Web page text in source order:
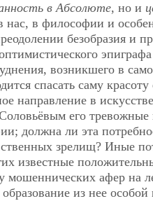
в Абсолюте, но и
нас, в философии и
безобразия и
возникшего в
спасать саму красоту
направление в искусстве
его
должна ли эта
зрелищ? Иные
известные
мошеннических афер на
из нее